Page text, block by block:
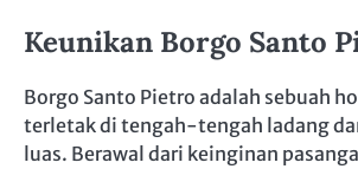
Keunikan Borgo Santo
Borgo Santo Pietro adalah sebuah
terletak di tengah-tengah ladang
luas. Berawal dari keinginan